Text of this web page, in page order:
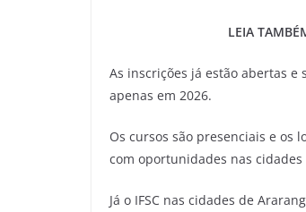
LEIA
As inscrições já estão abertas
apenas em 2026.
Os cursos são presenciais e os
com oportunidades nas
Já o IFSC nas cidades de